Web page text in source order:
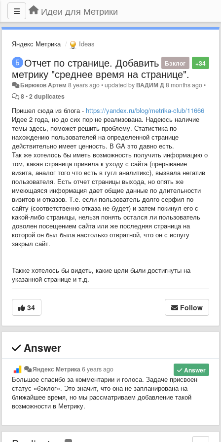
Идеи для Метрики
Яндекс Метрика Ideas
+34
Бэклог
Отчет по странице. Добавить
метрику "среднее время на странице".
Бирюков Артем 8 years ago•updated byВАДИМ Д 8 months ago•
8•2 duplicates
Пришел сюда из блога - https://yandex.ru/blog/metrika-club/11666
Идее 2 года, но до сих пор не реализована. Надеюсь наличие
темы здесь, поможет решить проблему. Статистика по
нахождению пользователей на определенной странице
действительно имеет ценность. В GA это давно есть.
Так же хотелось бы иметь возможность получить информацию о
том, какая страница привела к уходу с сайта (прерывание
визита, аналог того что есть в гугл аналитикс), вызвала негатив
пользователя. Есть отчет страницы выхода, но опять же
имеющаяся информация дает общие данные по длительности
визитов и отказов. Т.е. если пользователь долго серфил по
сайту (соответственно отказа не будет) и затем покинул его с
какой-либо страницы, нельзя понять остался ли пользователь
доволен посещением сайта или же последняя страница на
которой он был была настолько отвратной, что он с испугу
закрыл сайт.
Также хотелось бы видеть, какие цели были достигнуты на
указанной странице и т.д.
34 Follow
Answer
Answer
Яндекс Метрика 6 years ago
Большое спасибо за комментарии и голоса. Задаче присвоен
статус «бэклог». Это значит, что она не запланирована на
ближайшее время, но мы рассматриваем добавление такой
возможности в Метрику.